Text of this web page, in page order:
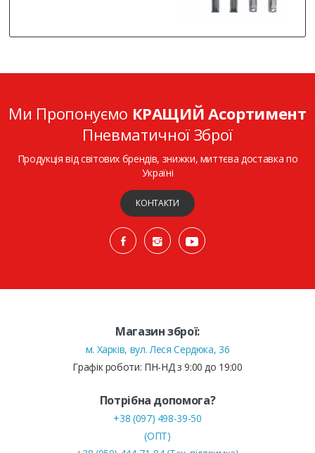
Ми Пропонуємо КРАЩИЙ Асортимент
Пневматичної Зброї
Продукція від світових брендів, знижки, миттєва доставка по
Україні
КОНТАКТИ
Магазин зброї:
м. Харків, вул. Леся Сердюка, 36
Графік роботи: ПН-НД з 9:00 до 19:00
Потрібна допомога?
+38 (097) 498-39-50
(ОПТ)